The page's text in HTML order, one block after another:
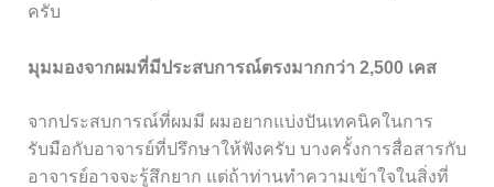
ครับ
มุมมองจากผมที่มีประสบการณ์ตรงมากกว่า 2,500 เคส
จากประสบการณ์ที่ผมมี ผมอยากแบ่งปันเทคนิคในการ
รับมือกับอาจารย์ที่ปรึกษาให้ฟังครับ บางครั้งการสื่อสารกับ
อาจารย์อาจจะรู้สึกยาก แต่ถ้าท่านทำความเข้าใจในสิ่งที่